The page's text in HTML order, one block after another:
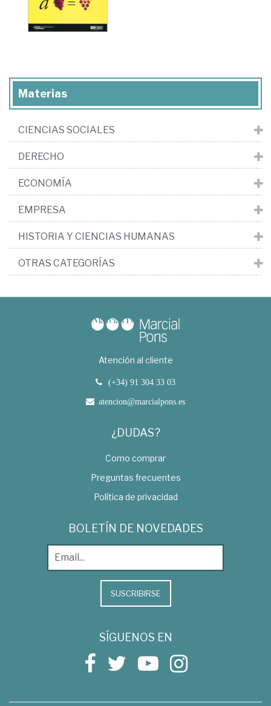
Materias
CIENCIAS SOCIALES
DERECHO
ECONOMÍA
EMPRESA
HISTORIA Y CIENCIAS HUMANAS
OTRAS CATEGORÍAS
Atención al cliente
(+34) 91 304 33 03
atencion@marcialpons.es
¿DUDAS?
Como comprar
Preguntas frecuentes
Política de privacidad
BOLETÍN DE NOVEDADES
SUSCRIBIRSE
SÍGUENOS EN